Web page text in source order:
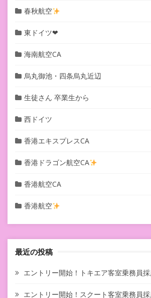
春秋航空
東ドイツ❤︎
海南航空CA
烏丸御池・四条烏丸近辺
生徒さん 卒業生から
西ドイツ
香港エキスプレスCA
香港ドラゴン航空CA
香港航空CA
香港航空
最近の投稿
エントリー開始！トキエア客室乗務員
エントリー開始！スクート客室乗務員